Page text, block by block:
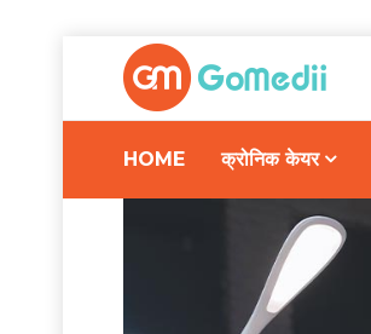
HOME क्रोनिक केयर